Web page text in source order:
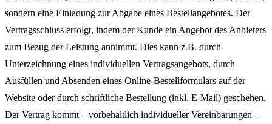
sondern eine Einladung zur Abgabe eines Bestellangebotes. Der
Vertragsschluss erfolgt, indem der Kunde ein Angebot des Anbieters
zum Bezug der Leistung annimmt. Dies kann z.B. durch
Unterzeichnung eines individuellen Vertragsangebots, durch
Ausfüllen und Absenden eines Online-Bestellformulars auf der
Website oder durch schriftliche Bestellung (inkl. E-Mail) geschehen.
Der Vertrag kommt – vorbehaltlich individueller Vereinbarungen –